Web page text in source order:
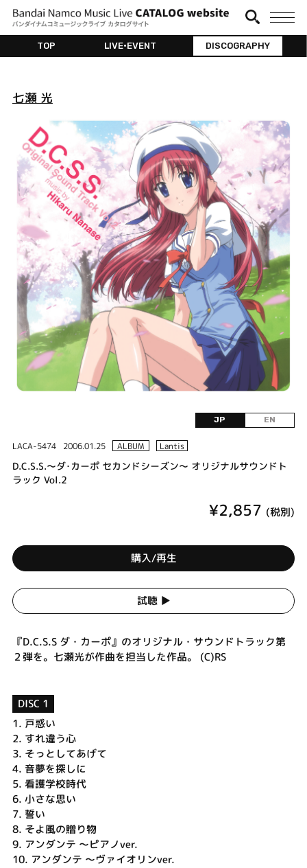
TOP LIVE•EVENT DISCOGRAPHY
七瀬 光
JP EN
LACA-5474 2006.01.25 ALBUM Lantis
D.C.S.S.～ダ･カーポ セカンドシーズン～ オリジナルサウンドト
ラック Vol.2
¥2,857 (税別)
購入/再生
試聴 ▶︎
『D.C.S.S ダ・カーポ』のオリジナル・サウンドトラック第
２弾を。七瀬光が作曲を担当した作品。 (C)RS
DISC 1
1. 戸惑い
2. すれ違う心
3. そっとしてあげて
4. 音夢を探しに
5. 看護学校時代
6. 小さな思い
7. 誓い
8. そよ風の贈り物
9. アンダンテ ～ピアノver.
10. アンダンテ ～ヴァイオリンver.